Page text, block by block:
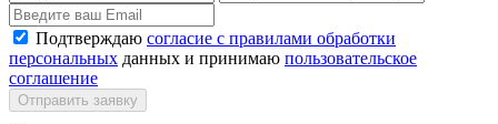
Подтверждаю согласие с правилами обработки
персональных данных и принимаю пользовательское
соглашение
Отправить заявку